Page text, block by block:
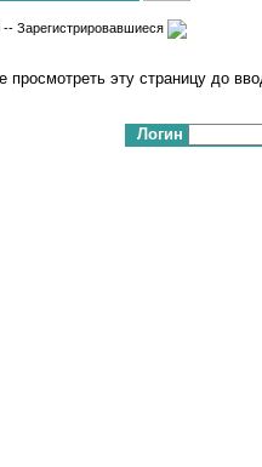
-- Зарегистрировавшиеся
просмотреть эту страницу до
Логин